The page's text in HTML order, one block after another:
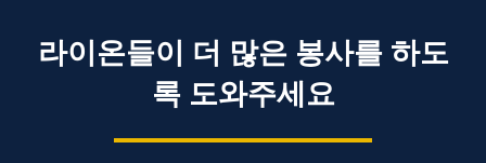
라이온들이 더 많은 봉사를 하도
록 도와주세요